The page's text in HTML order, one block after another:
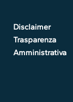
Disclaimer
Trasparenza
Amministrativa